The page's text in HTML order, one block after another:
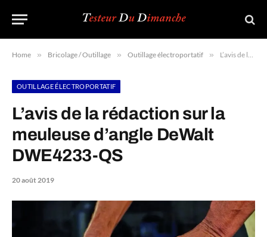
Home » Bricolage / Outillage » Outillage électroportatif » L’avis de la rédaction sur la meuleuse d’angle DeWalt DWE4233-QS
OUTILLAGE ÉLECTROPORTATIF
L’avis de la rédaction sur la
meuleuse d’angle DeWalt
DWE4233-QS
20 août 2019